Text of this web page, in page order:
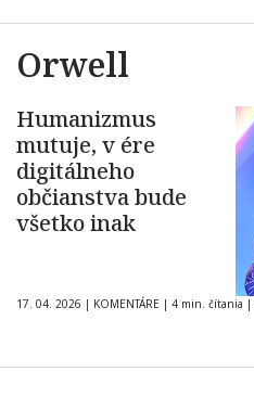
Orwell
Humanizmus
mutuje, v ére
digitálneho
občianstva bude
všetko inak
17. 04. 2026 | KOMENTÁRE | 4 min. čítania |